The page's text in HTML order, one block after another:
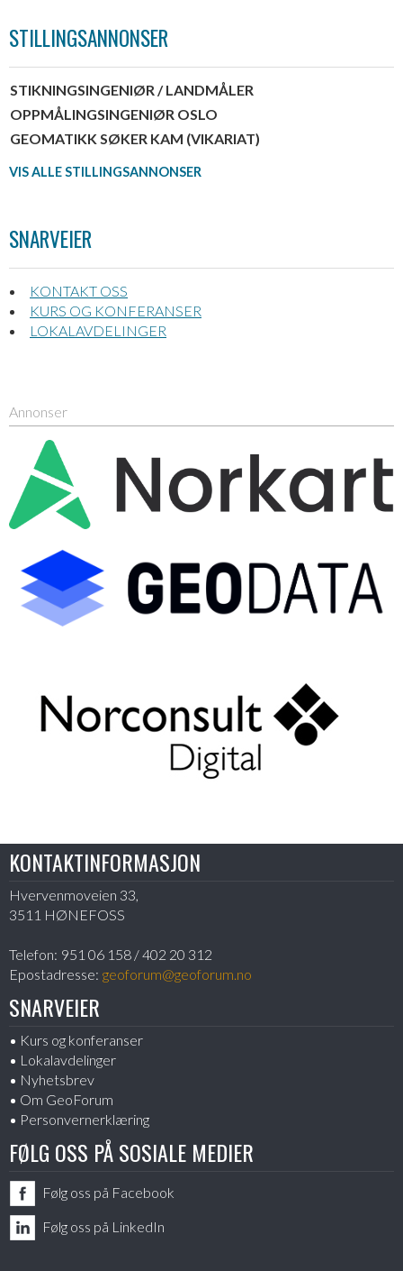
STILLINGSANNONSER
STIKNINGSINGENIØR / LANDMÅLER
OPPMÅLINGSINGENIØR OSLO
GEOMATIKK SØKER KAM (VIKARIAT)
VIS ALLE STILLINGSANNONSER
SNARVEIER
KONTAKT OSS
KURS OG KONFERANSER
LOKALAVDELINGER
Annonser
KONTAKTINFORMASJON
Hvervenmoveien 33,
3511 HØNEFOSS
Telefon: 951 06 158 / 402 20 312
Epostadresse: geoforum@geoforum.no
SNARVEIER
Kurs og konferanser
Lokalavdelinger
Nyhetsbrev
Om GeoForum
Personvernerklæring
FØLG OSS PÅ SOSIALE MEDIER
Følg oss på Facebook
Følg oss på LinkedIn